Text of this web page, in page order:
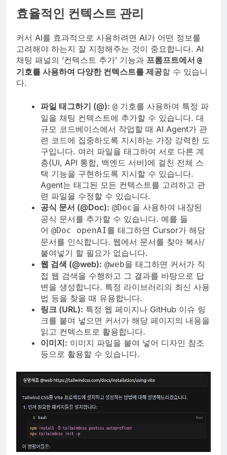
효율적인 컨텍스트 관리
커서 AI를 효과적으로 사용하려면 AI가 어떤 정보를
고려해야 하는지 잘 지정해주는 것이 중요합니다. AI
채팅 패널의 ‘컨텍스트 추가’ 기능과 프롬프트에서 @
기호를 사용하여 다양한 컨텍스트를 제공할 수 있습니
다.
파일 태그하기 (@): @ 기호를 사용하여 특정 파
일을 채팅 컨텍스트에 추가할 수 있습니다. 대
규모 코드베이스에서 작업할 때 AI Agent가 관
련 코드에 집중하도록 지시하는 가장 강력한 도
구입니다. 여러 파일을 태그하여 서로 다른 계
층(UI, API 통합, 백엔드 서버)에 걸친 전체 스
택 기능을 구현하도록 지시할 수 있습니다.
Agent는 태그된 모든 컨텍스트를 고려하고 관
련 파일을 수정할 수 있습니다.
공식 문서 (@Doc): @Doc을 사용하여 내장된
공식 문서를 추가할 수 있습니다. 예를 들
어 @Doc openAI를 태그하면 Cursor가 해당
문서를 인식합니다. 웹에서 문서를 찾아 복사/
붙여넣기 할 필요가 없습니다.
웹 검색 (@web): @web을 태그하면 커서가 직
접 웹 검색을 수행하고 그 결과를 바탕으로 답
변을 생성합니다. 특정 라이브러리의 최신 사용
법 등을 찾을 때 유용합니다.
링크 (URL): 특정 웹 페이지나 GitHub 이슈 링
크를 붙여 넣으면 커서가 해당 페이지의 내용을
읽고 컨텍스트로 활용합니다.
이미지: 이미지 파일을 붙여 넣어 디자인 참조
등으로 활용할 수 있습니다.